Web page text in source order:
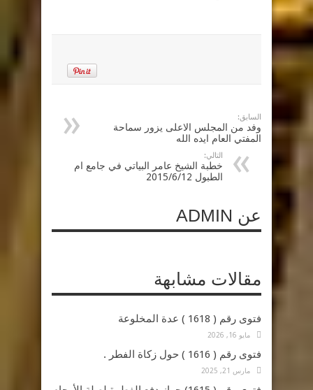
السابق:
وفد من المجلس الاعلى يزور سماحة
المفتي العام ايده الله
التالي:
خطبة الشيخ عامر البياتي في جامع ام
الطبول 2015/6/12
عن ADMIN
مقالات مشابهة
فتوى رقم ( 1618 ) عدة المخلوعة
مايو 16, 2026
فتوى رقم ( 1616 ) حول زكاة الفطر .
مارس 21, 2025